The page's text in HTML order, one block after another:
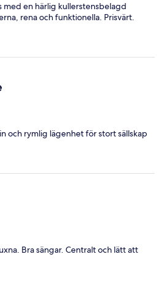
en härlig kullerstensbelagd
rena och funktionella. Prisvärt.
och rymlig lägenhet för stort sällskap
Bra sängar. Centralt och lätt att